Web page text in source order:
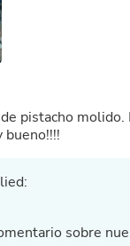
pistacho molido.
bueno!!!!
sobre